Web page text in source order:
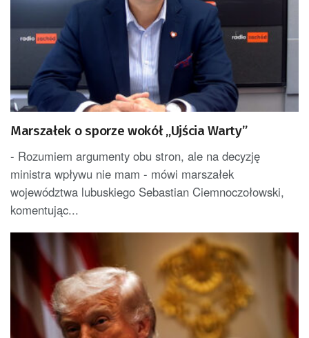
Marszałek o sporze wokół „Ujścia Warty”
- Rozumiem argumenty obu stron, ale na decyzję
ministra wpływu nie mam - mówi marszałek
województwa lubuskiego Sebastian Ciemnoczołowski,
komentując...